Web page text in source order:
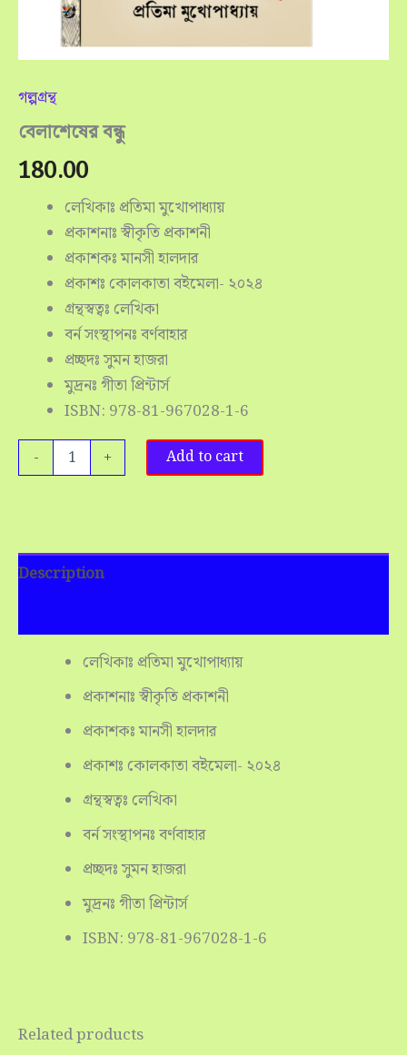
গল্পগ্রন্থ
বেলাশেষের বন্ধু
180.00
লেখিকাঃ প্রতিমা মুখোপাধ্যায়
প্রকাশনাঃ স্বীকৃতি প্রকাশনী
প্রকাশকঃ মানসী হালদার
প্রকাশঃ কোলকাতা বইমেলা- ২০২৪
গ্রন্থস্বত্বঃ লেখিকা
বর্ন সংস্থাপনঃ বর্ণবাহার
প্রচ্ছদঃ সুমন হাজরা
মুদ্রনঃ গীতা প্রিন্টার্স
ISBN: 978-81-967028-1-6
-
+ Add to cart
Description
লেখিকাঃ প্রতিমা মুখোপাধ্যায়
প্রকাশনাঃ স্বীকৃতি প্রকাশনী
প্রকাশকঃ মানসী হালদার
প্রকাশঃ কোলকাতা বইমেলা- ২০২৪
গ্রন্থস্বত্বঃ লেখিকা
বর্ন সংস্থাপনঃ বর্ণবাহার
প্রচ্ছদঃ সুমন হাজরা
মুদ্রনঃ গীতা প্রিন্টার্স
ISBN: 978-81-967028-1-6
Related products